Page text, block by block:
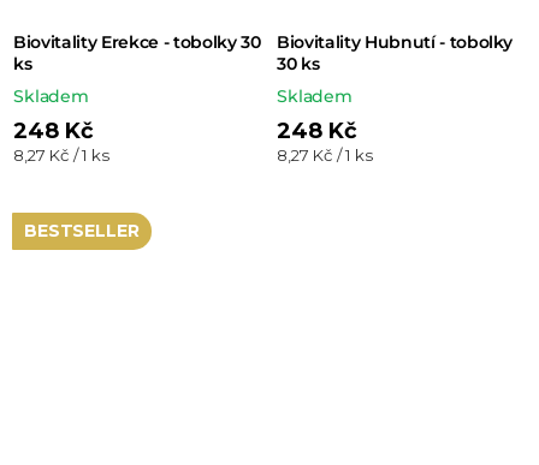
Biovitality Erekce - tobolky 30
ks
Skladem
248 Kč
Měrná
8,27 Kč / 1 ks
Biovitality Hubnutí - tobolky
30 ks
Skladem
248 Kč
Měrná
8,27 Kč / 1 ks
BESTSELLER